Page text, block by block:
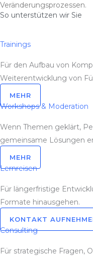
Veränderungsprozessen.
So unterstützen wir Sie
Trainings
Für den Aufbau von
Weiterentwicklung von
MEHR
Workshops & Moderation
Wenn Themen geklärt,
gemeinsame Lösungen
MEHR
Lernreisen
Für längerfristige
Formate hinausgehen.
KONTAKT
Consulting
Für strategische Fragen,